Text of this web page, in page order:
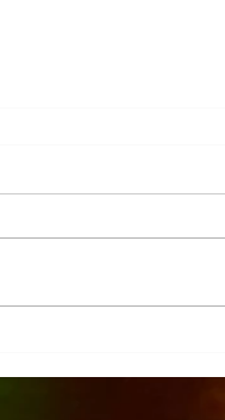
por el cierre del